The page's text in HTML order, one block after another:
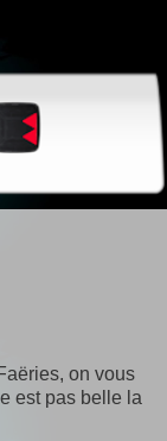
on vous
est pas belle la